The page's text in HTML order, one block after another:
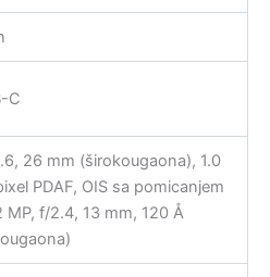
C
26 mm (širokougaona), 1.0
PDAF, OIS sa pomicanjem
MP, f/2.4, 13 mm, 120 Å